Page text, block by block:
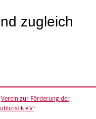
zugleich
Verein zur Förderung der
e.V.: